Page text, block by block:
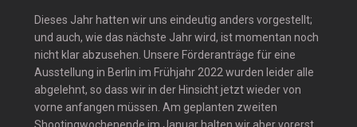
Dieses Jahr hatten wir uns eindeutig anders vorgestellt;
und auch, wie das nächste Jahr wird, ist momentan noch
nicht klar abzusehen. Unsere Förderanträge für eine
Ausstellung in Berlin im Frühjahr 2022 wurden leider alle
abgelehnt, so dass wir in der Hinsicht jetzt wieder von
vorne anfangen müssen. Am geplanten zweiten